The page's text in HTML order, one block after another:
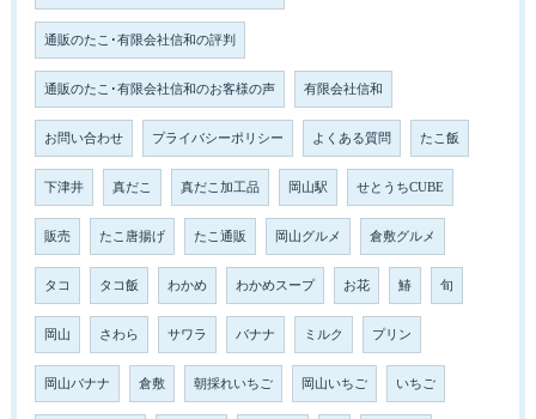
通販のたこ･有限会社信和の評判
通販のたこ･有限会社信和のお客様の声 有限会社信和
お問い合わせ プライバシーポリシー よくある質問 たこ飯
下津井 真だこ 真だこ加工品 岡山駅 せとうちCUBE
販売 たこ唐揚げ たこ通販 岡山グルメ 倉敷グルメ
タコ タコ飯 わかめ わかめスープ お花 鰆 旬
岡山 さわら サワラ バナナ ミルク プリン
岡山バナナ 倉敷 朝採れいちご 岡山いちご いちご